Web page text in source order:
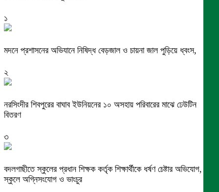
১
মদনে প্রশাসনের অভিযানে নিষিদ্ধ বেড়জাল ও চায়না জাল পুড়িয়ে ধ্বংস,
২
নরসিংদীর শিবপুরের বাঘাব ইউনিয়নের ১০ অসহায় পরিবারের মাঝে ঢেউটিন
বিতরণ
৩
বদলগাছীতে স্কুলের প্রধান শিক্ষক কর্তৃক শিক্ষার্থীকে ধর্ষণ চেষ্টার অভিযোগ,
স্কুলে অগ্নিসংযোগ ও ভাংচুর